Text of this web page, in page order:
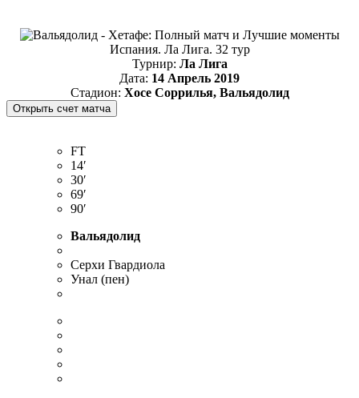
Испания. Ла Лига. 32 тур
Турнир: Ла Лига
Дата: 14 Апрель 2019
Стадион: Хосе Соррилья, Вальядолид
FT
14′
30′
69′
90′
Вальядолид
Серхи Гвардиола
Унал (пен)